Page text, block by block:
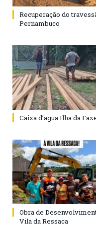
Recuperação do
Pernambuco
Caixa d’agua Ilha da
Obra de
Vila da Ressaca